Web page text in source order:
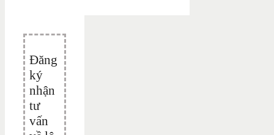
Đăng
ký
nhận
tư
vấn